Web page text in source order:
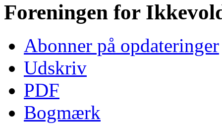
Foreningen for
Abonner på opdateringer
Udskriv
PDF
Bogmærk